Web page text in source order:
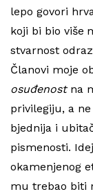
lepo govori
koji bi bio više
stvarnost
Članovi moje
osuđenostna
privilegiju, a
bjednija i
pismenosti.
okamenjenog
mu trebao biti